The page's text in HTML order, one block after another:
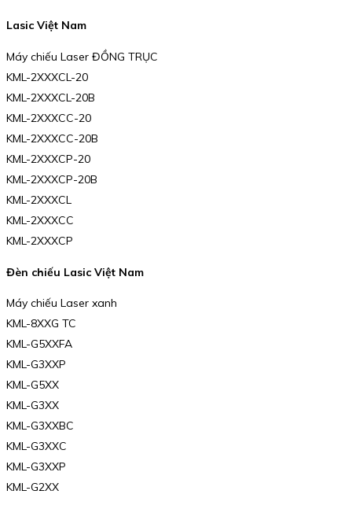
Lasic Việt Nam
Máy chiếu Laser ĐỒNG TRỤC
KML-2XXXCL-20
KML-2XXXCL-20B
KML-2XXXCC-20
KML-2XXXCC-20B
KML-2XXXCP-20
KML-2XXXCP-20B
KML-2XXXCL
KML-2XXXCC
KML-2XXXCP
Đèn chiếu Lasic Việt Nam
Máy chiếu Laser xanh
KML-8XXG TC
KML-G5XXFA
KML-G3XXP
KML-G5XX
KML-G3XX
KML-G3XXBC
KML-G3XXC
KML-G3XXP
KML-G2XX